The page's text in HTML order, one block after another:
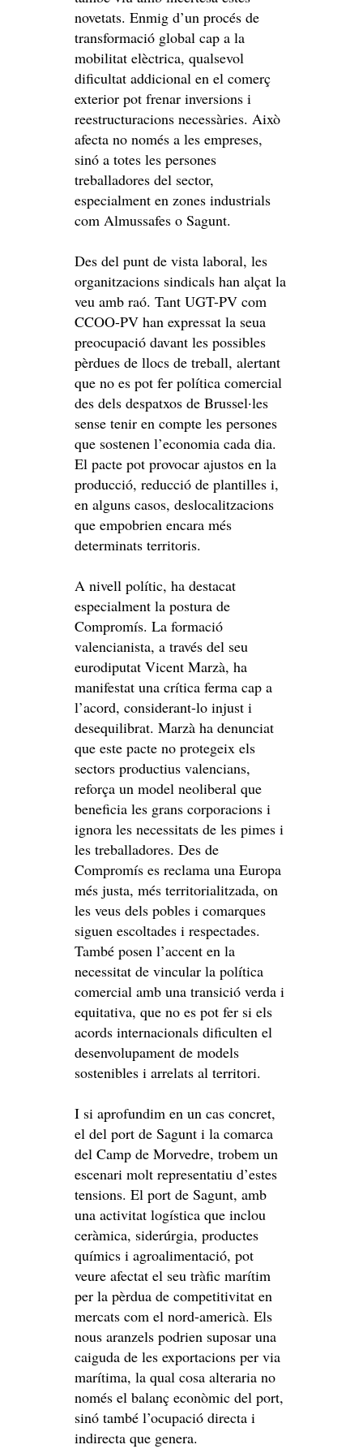
novetats. Enmig d’un procés de
transformació global cap a la
mobilitat elèctrica, qualsevol
dificultat addicional en el comerç
exterior pot frenar inversions i
reestructuracions necessàries. Això
afecta no només a les empreses,
sinó a totes les persones
treballadores del sector,
especialment en zones industrials
com Almussafes o Sagunt.
Des del punt de vista laboral, les
organitzacions sindicals han alçat la
veu amb raó. Tant UGT-PV com
CCOO-PV han expressat la seua
preocupació davant les possibles
pèrdues de llocs de treball, alertant
que no es pot fer política comercial
des dels despatxos de Brussel·les
sense tenir en compte les persones
que sostenen l’economia cada dia.
El pacte pot provocar ajustos en la
producció, reducció de plantilles i,
en alguns casos, deslocalitzacions
que empobrien encara més
determinats territoris.
A nivell polític, ha destacat
especialment la postura de
Compromís. La formació
valencianista, a través del seu
eurodiputat Vicent Marzà, ha
manifestat una crítica ferma cap a
l’acord, considerant-lo injust i
desequilibrat. Marzà ha denunciat
que este pacte no protegeix els
sectors productius valencians,
reforça un model neoliberal que
beneficia les grans corporacions i
ignora les necessitats de les pimes i
les treballadores. Des de
Compromís es reclama una Europa
més justa, més territorialitzada, on
les veus dels pobles i comarques
siguen escoltades i respectades.
També posen l’accent en la
necessitat de vincular la política
comercial amb una transició verda i
equitativa, que no es pot fer si els
acords internacionals dificulten el
desenvolupament de models
sostenibles i arrelats al territori.
I si aprofundim en un cas concret,
el del port de Sagunt i la comarca
del Camp de Morvedre, trobem un
escenari molt representatiu d’estes
tensions. El port de Sagunt, amb
una activitat logística que inclou
ceràmica, siderúrgia, productes
químics i agroalimentació, pot
veure afectat el seu tràfic marítim
per la pèrdua de competitivitat en
mercats com el nord-americà. Els
nous aranzels podrien suposar una
caiguda de les exportacions per via
marítima, la qual cosa alteraria no
només el balanç econòmic del port,
sinó també l’ocupació directa i
indirecta que genera.